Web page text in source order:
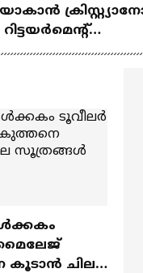
| Cristiano
ചില